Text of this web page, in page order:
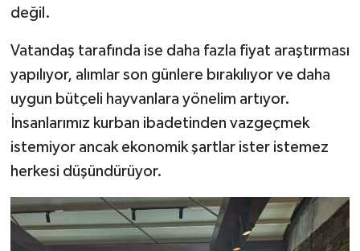
değil.
Vatandaş tarafında ise daha fazla fiyat araştırması
yapılıyor, alımlar son günlere bırakılıyor ve daha
uygun bütçeli hayvanlara yönelim artıyor.
İnsanlarımız kurban ibadetinden vazgeçmek
istemiyor ancak ekonomik şartlar ister istemez
herkesi düşündürüyor.